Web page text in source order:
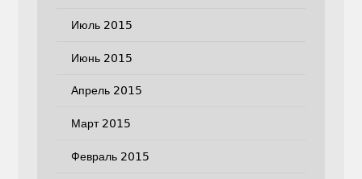
Июль 2015
Июнь 2015
Апрель 2015
Март 2015
Февраль 2015